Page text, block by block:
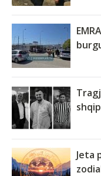
Jeta